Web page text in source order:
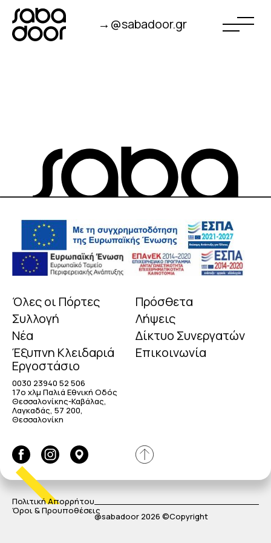
→@sabadoor.gr
Όλες οι Πόρτες
Συλλογή
Νέα
Έξυπνη Κλειδαριά
Πρόσθετα
Λήψεις
Δίκτυο Συνεργατών
Επικοινωνία
Εργοστάσιο
0030 23940 52 506
17o χλμ Παλιά Εθνική Οδός
Θεσσαλονίκης-Καβάλας,
Λαγκαδάς, 57 200,
Θεσσαλονίκη
Πολιτική Απορρήτου
Όροι & Προυποθέσεις
@sabadoor 2026 ©Copyright